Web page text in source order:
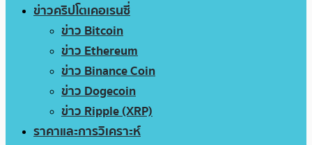
ข่าวคริปโตเคอเรนซี่
ข่าว Bitcoin
ข่าว Ethereum
ข่าว Binance Coin
ข่าว Dogecoin
ข่าว Ripple (XRP)
ราคาและการวิเคราะห์